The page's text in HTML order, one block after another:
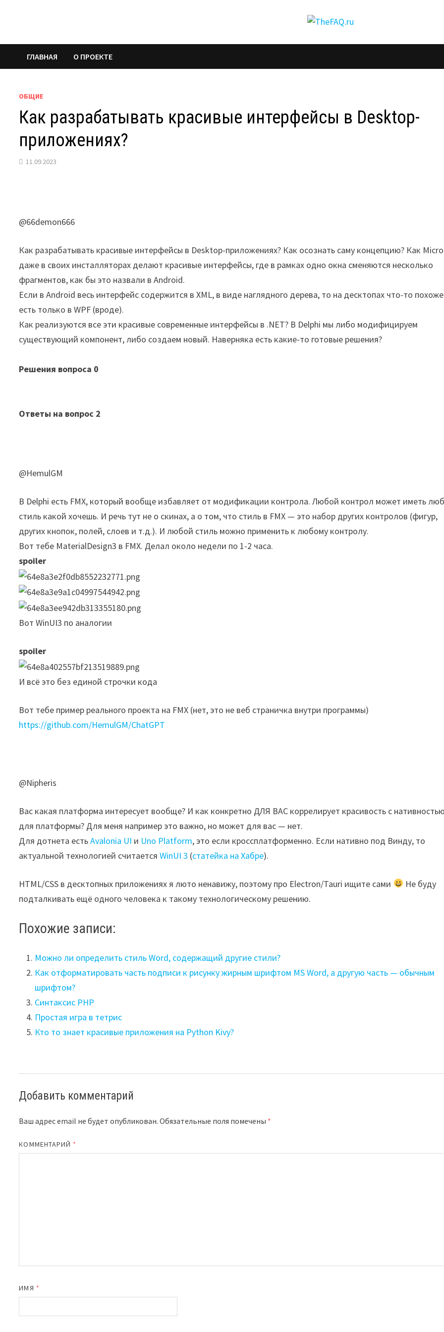
ГЛАВНАЯ О ПРОЕКТЕ
ОБЩИЕ
Как разрабатывать красивые интерфейсы в Desktop-
приложениях?
11.09.2023
@66demon666
Как разрабатывать красивые интерфейсы в Desktop-приложениях? Как осознать саму концепцию? Как
даже в своих инсталляторах делают красивые интерфейсы, где в рамках одно окна сменяются несколько
фрагментов, как бы это назвали в Android.
Если в Android весь интерфейс содержится в XML, в виде наглядного дерева, то на десктопах что-то
есть только в WPF (вроде).
Как реализуются все эти красивые современные интерфейсы в .NET? В Delphi мы либо модифицируем
существующий компонент, либо создаем новый. Наверняка есть какие-то готовые решения?
Решения вопроса 0
Ответы на вопрос 2
@HemulGM
В Delphi есть FMX, который вообще избавляет от модификации контрола. Любой контрол может иметь
стиль какой хочешь. И речь тут не о скинах, а о том, что стиль в FMX — это набор других контролов (фигур,
других кнопок, полей, слоев и т.д.). И любой стиль можно применить к любому контролу.
Вот тебе MaterialDesign3 в FMX. Делал около недели по 1-2 часа.
spoiler
Вот WinUI3 по аналогии
spoiler
И всё это без единой строчки кода
Вот тебе пример реального проекта на FMX (нет, это не веб страничка внутри программы)
https://github.com/HemulGM/ChatGPT
@Nipheris
Вас какая платформа интересует вообще? И как конкретно ДЛЯ ВАС коррелирует красивость с
для платформы? Для меня например это важно, но может для вас — нет.
Для дотнета естьAvalonia UI и Uno Platform, это если кроссплатформенно. Если нативно под Винду, то
актуальной технологией считаетсяWinUI 3 (статейка на Хабре).
HTML/CSS в десктопных приложениях я люто ненавижу, поэтому про Electron/Tauri ищите сами
Не буду
подталкивать ещё одного человека к такому технологическому решению.
Похожие записи:
Можно ли определить стиль Word, содержащий другие стили?
Как отформатировать часть подписи к рисунку жирным шрифтом MS Word, а другую часть — обычным
шрифтом?
Синтаксис PHP
Простая игра в тетрис
Кто то знает красивые приложения на Python Kivy?
Добавить комментарий
Ваш адрес email не будет опубликован. Обязательные поля помечены *
КОММЕНТАРИЙ *
ИМЯ *